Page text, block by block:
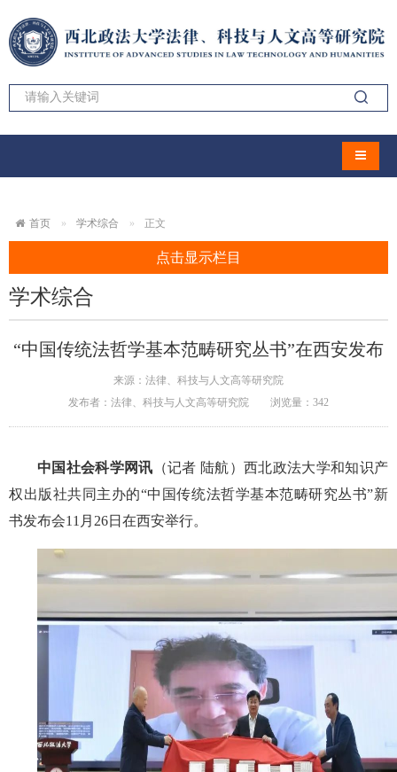
导航切
首页 学术综合 正文
点击显示栏目
学术综合
“中国传统法哲学基本范畴研究丛书”在西安发布
来源：法律、科技与人文高等研究院
发布者：法律、科技与人文高等研究院
浏览量： 342
中国社会科学网讯 （记者 陆航）西北政法大学和知识产
权出版社共同主办的“中国传统法哲学基本范畴研究丛书”新
书发布会11月26日在西安举行。